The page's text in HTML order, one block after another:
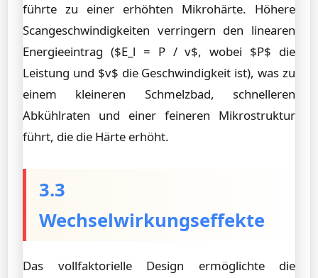
führte zu einer erhöhten Mikrohärte. Höhere
Scangeschwindigkeiten verringern den linearen
Energieeintrag ($E_l = P / v$, wobei $P$ die
Leistung und $v$ die Geschwindigkeit ist), was zu
einem kleineren Schmelzbad, schnelleren
Abkühlraten und einer feineren Mikrostruktur
führt, die die Härte erhöht.
3.3
Wechselwirkungseffekte
Das vollfaktorielle Design ermöglichte die